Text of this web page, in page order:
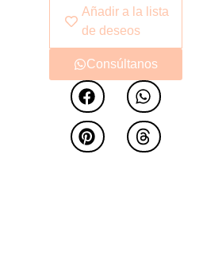
rectas con cuatro
estantes para el
almacenaje de multitud
de libros.
Añadir a la lista
de deseos
Consúltanos